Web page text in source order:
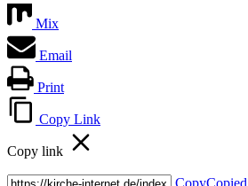
Mix
Email
Print
Copy Link
Copy link
CopyCopied